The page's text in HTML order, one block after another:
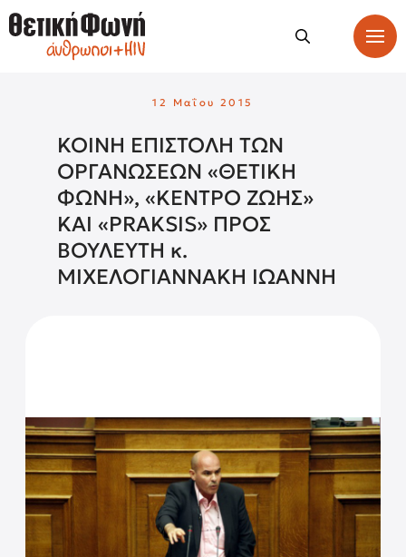
12 Μαΐου 2015
ΚΟΙΝΗ ΕΠΙΣΤΟΛΗ ΤΩΝ
ΟΡΓΑΝΩΣΕΩΝ «ΘΕΤΙΚΗ
ΦΩΝΗ», «ΚΕΝΤΡΟ ΖΩΗΣ»
ΚΑΙ «PRAKSIS» ΠΡΟΣ
ΒΟΥΛΕΥΤΗ κ.
ΜΙΧΕΛΟΓΙΑΝΝΑΚΗ ΙΩΑΝΝΗ